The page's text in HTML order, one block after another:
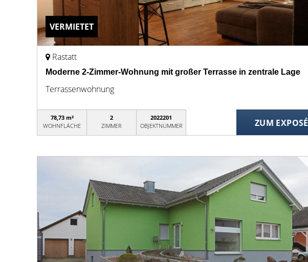
VERMIETET
Rastatt
Moderne 2-Zimmer-Wohnung mit großer Terrasse in zentrale Lage
Terrassenwohnung
78,73 m²
WOHNFLÄCHE
2
ZIMMER
2022201
OBJEKTNUMMER
ZUM EXPOSÉ